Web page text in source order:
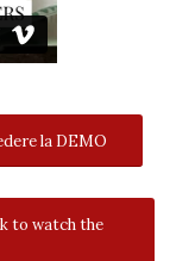
la DEMO
to watch the